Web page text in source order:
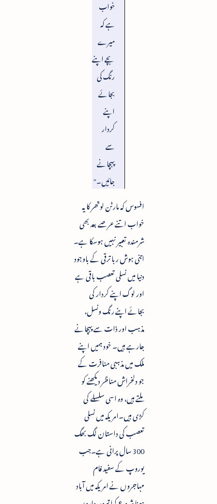
خواب
ہے کہ
میرے
بچے اپنے
رنگ کی
بجائے
اپنے
کردار
سے
پہچانے
جائیں۔"
افسوس کہ مارٹن لوتھر کا یہ
خواب اتنے عرصے بعد بھی
شرمندہ تعبیر نہیں ہوسکا ہے۔
اتنی ہوش ربا ترقی کے باوجود
دنیا میں نسلی تعصب باقی ہے
اور لوگ اپنے کردار کی
بجائے اپنے رنگ ونسل،
مذہب اور ذات سے پہچانے
جارہے ہیں۔ خود ہمیں اپنے
ملک میں مذہبی منافرت کے
جو دلخراش مناظر دیکھنے کو
ملتے ہیں، وہ اسی سلسلے کی
کڑی ہیں۔امریکہ میں نسلی
تعصب کی داستان لگ بھگ
300 سال پرانی ہے۔جب
یوروپ کے سفید فام
مہاجروں نے امریکہ میں آباد